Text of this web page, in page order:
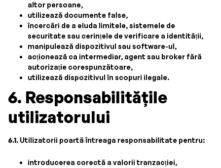
altor persoane,
utilizează documente false,
încercări de a eluda limitele, sistemele de
securitate sau cerințele de verificare a identității,
manipulează dispozitivul sau software-ul,
acționează ca intermediar, agent sau broker fără
autorizație corespunzătoare,
utilizează dispozitivul în scopuri ilegale.
6. Responsabilitățile
utilizatorului
6.1. Utilizatorii poartă întreaga responsabilitate pentru:
introducerea corectă a valorii tranzacției,